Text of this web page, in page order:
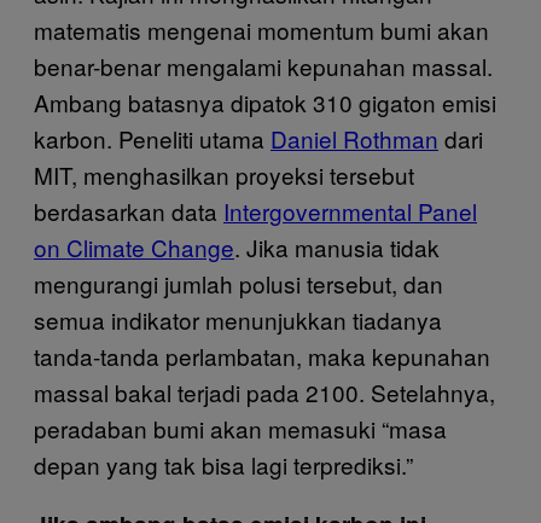
matematis mengenai momentum bumi akan
benar-benar mengalami kepunahan massal.
Ambang batasnya dipatok 310 gigaton emisi
karbon. Peneliti utama Daniel Rothman dari
MIT, menghasilkan proyeksi tersebut
berdasarkan data Intergovernmental Panel
on Climate Change. Jika manusia tidak
mengurangi jumlah polusi tersebut, dan
semua indikator menunjukkan tiadanya
tanda-tanda perlambatan, maka kepunahan
massal bakal terjadi pada 2100. Setelahnya,
peradaban bumi akan memasuki “masa
depan yang tak bisa lagi terprediksi.”